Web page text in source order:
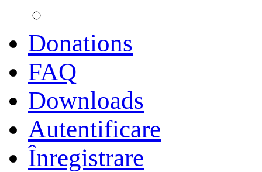
Donations
FAQ
Downloads
Autentificare
Înregistrare